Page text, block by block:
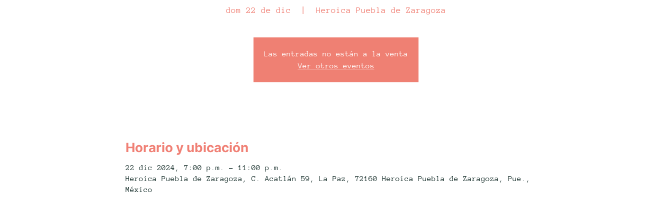
dom 22 de dic Heroica Puebla de Zaragoza
Las entradas no están a la venta
Ver otros eventos
Horario y ubicación
22 dic 2024, 7:00 p.m. – 11:00 p.m.
Heroica Puebla de Zaragoza, C. Acatlán 59, La Paz, 72160 Heroica Puebla de Zaragoza, Pue.,
México